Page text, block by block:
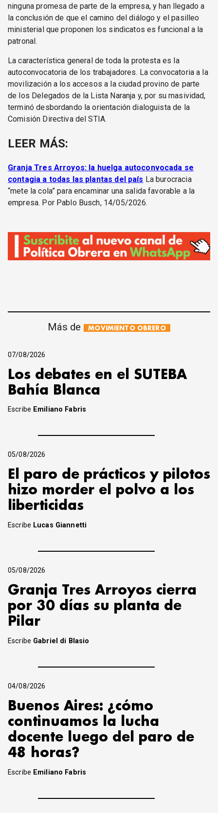
ninguna promesa de parte de la empresa, y han llegado a
la conclusión de que el camino del diálogo y el pasilleo
ministerial que proponen los sindicatos es funcional a la
patronal.
La característica general de toda la protesta es la
autoconvocatoria de los trabajadores. La convocatoria a la
movilización a los accesos a la ciudad provino de parte
de los Delegados de la Lista Naranja y, por su masividad,
terminó desbordando la orientación dialoguista de la
Comisión Directiva del STIA.
LEER MÁS:
Granja Tres Arroyos: la huelga autoconvocada se
contagia a todas las plantas del país La burocracia
“mete la cola” para encaminar una salida favorable a la
empresa. Por Pablo Busch, 14/05/2026.
Más de MOVIMIENTO OBRERO
07/08/2026
Los debates en el SUTEBA
Bahía Blanca
Escribe Emiliano Fabris
05/08/2026
El paro de prácticos y pilotos
hizo morder el polvo a los
liberticidas
Escribe Lucas Giannetti
05/08/2026
Granja Tres Arroyos cierra
por 30 días su planta de
Pilar
Escribe Gabriel di Blasio
04/08/2026
Buenos Aires: ¿cómo
continuamos la lucha
docente luego del paro de
48 horas?
Escribe Emiliano Fabris